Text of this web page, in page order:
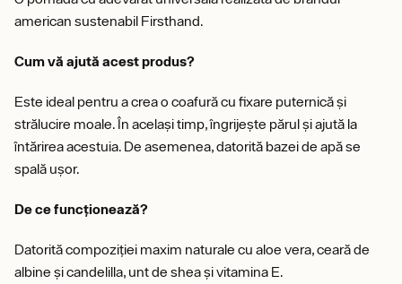
american sustenabil Firsthand.
Cum vă ajută acest produs?
Este ideal pentru a crea o coafură cu fixare puternică și
strălucire moale. În același timp, îngrijește părul și ajută la
întărirea acestuia. De asemenea, datorită bazei de apă se
spală ușor.
De ce funcționează?
Datorită compoziției maxim naturale cu aloe vera, ceară de
albine și candelilla, unt de shea și vitamina E.